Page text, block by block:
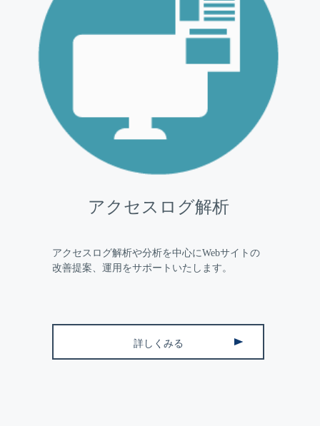
アクセスログ解析
アクセスログ解析や分析を中心にWebサイトの
改善提案、運用をサポートいたします。
詳しくみる